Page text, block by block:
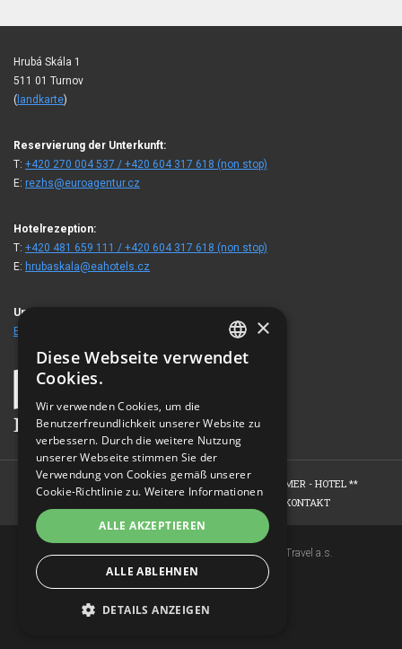
Hrubá Skála 1
511 01 Turnov
( landkarte)
Reservierung der Unterkunft:
T: +420 270 004 537 / +420 604 317 618 (non stop)
E: rezhs@euroagentur.cz
Hotelrezeption:
T: +420 481 659 111 / +420 604 317 618 (non stop)
E: hrubaskala@eahotels.cz
Unsere Gäste besuchten auch
EA Berghotel Hajenka
HOME HOTEL ZIMMER - HOTEL ****
ZIMMER - HOTEL **
KONTAKT
Copyright © 2007-2026 EuroAgentur Hotels&Travel a.s.
www.bezvapobyt.cz
Allgemeine Buchungsbedingungen
Datenschutzerklärung
CZECH
GERMAN
×
Diese Webseite verwendet
Cookies.
Wir verwenden Cookies, um die
Benutzerfreundlichkeit unserer Website zu
verbessern. Durch die weitere Nutzung
unserer Webseite stimmen Sie der
Verwendung von Cookies gemäß unserer
Cookie-Richtlinie zu. Weitere Informationen
ALLE AKZEPTIEREN
ALLE ABLEHNEN
DETAILS ANZEIGEN